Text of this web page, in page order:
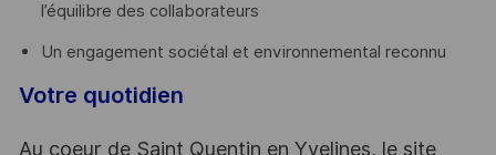
l’équilibre des collaborateurs
Un engagement sociétal et environnemental reconnu
Votre quotidien
Au coeur de Saint Quentin en Yvelines, le site